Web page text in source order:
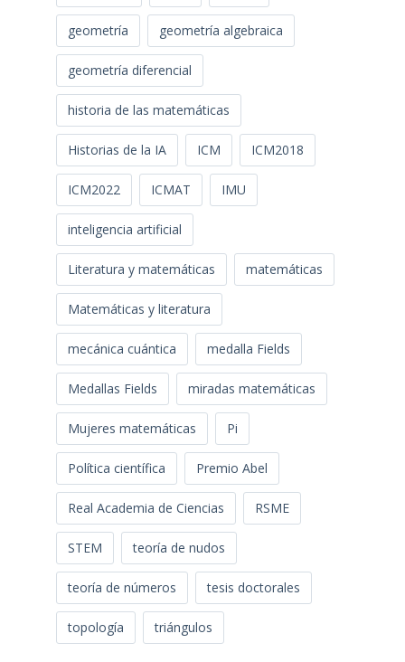
geometría geometría algebraica
geometría diferencial
historia de las matemáticas
Historias de la IA ICM ICM2018
ICM2022 ICMAT IMU
inteligencia artificial
Literatura y matemáticas matemáticas
Matemáticas y literatura
mecánica cuántica medalla Fields
Medallas Fields miradas matemáticas
Mujeres matemáticas Pi
Política científica Premio Abel
Real Academia de Ciencias RSME
STEM teoría de nudos
teoría de números tesis doctorales
topología triángulos